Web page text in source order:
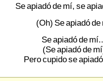
Seapiadóde mí, se
(Oh) Seapiadóde
Seapiadóde
(Seapiadóde
Perocupidoseapiadó